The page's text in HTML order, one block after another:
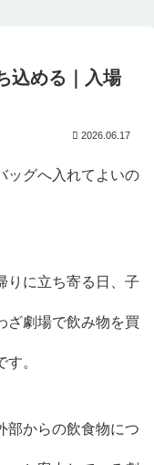
込める｜入場
2026.06.17
ッグへ入れてよいの
りに立ち寄る日、子
ざ劇場で飲み物を買
。
部からの飲食物につ